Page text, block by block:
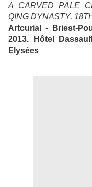
A CARVED PALE
QING DYNASTY,
Artcurial - Briest-
2013. Hôtel
Elysées